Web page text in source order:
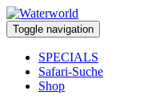
Toggle navigation
SPECIALS
Safari-Suche
Shop